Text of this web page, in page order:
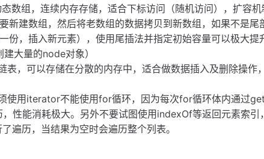
数组，连续内存存储，适合下标访问（随机访问），扩容
新建数组，然后将老数组的数据拷贝到新数组，如果不是
份，插入新元素），使用尾插法并指定初始容量可以极大提
大量的node对象）
表，可以存储在分散的内存中，适合做数据插入及删除操作
使用iterator不能使用for循环，因为每次for循环体内通过
性能消耗极大。另外不要试图使用indexOf等返回元素索引
遍历，当结果为空时会遍历整个列表。